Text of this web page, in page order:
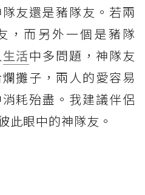
友還是豬隊友。若兩
，而另外一個是豬隊
生活中多問題，神隊友
攤子，兩人的愛容易
耗殆盡。我建議伴侶
此眼中的神隊友。